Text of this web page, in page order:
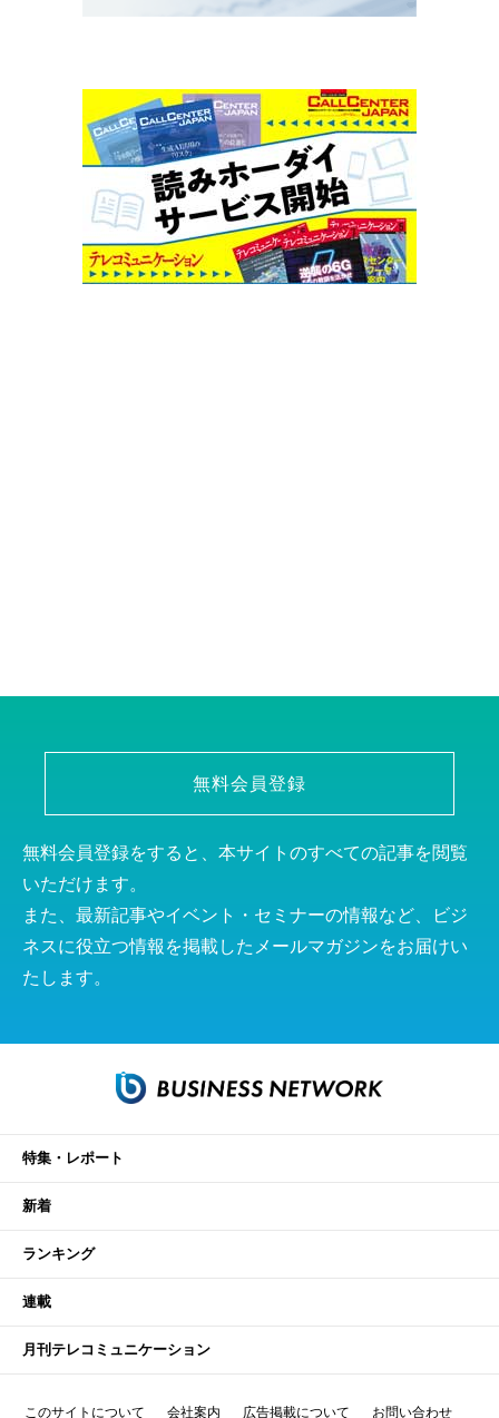
無料会員登録
無料会員登録をすると、本サイトのすべての記事を閲覧
いただけます。
また、最新記事やイベント・セミナーの情報など、ビジ
ネスに役立つ情報を掲載したメールマガジンをお届けい
たします。
特集・レポート
新着
ランキング
連載
月刊テレコミュニケーション
このサイトについて 会社案内 広告掲載について お問い合わせ